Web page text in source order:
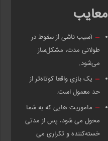
معایب
آسیب ناشی از سقوط در
طولانی مدت، مشکل‌ساز
می‌شود.
یک بازی واقعا کوتاه‌تر از
حد معمول است.
ماموریت هایی که به شما
محول می شود، پس از مدتی
خسته‌کننده و تکراری می